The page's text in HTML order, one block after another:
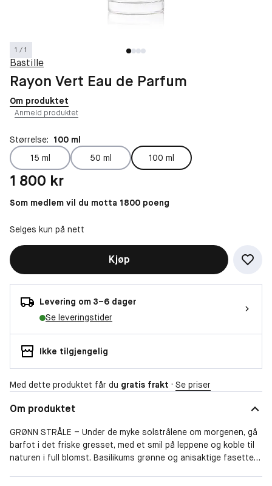
1 / 1
Bastille
Rayon Vert Eau de Parfum
Om produktet
Anmeld produktet
Størrelse: 100 ml
15 ml
50 ml
100 ml
Pris: 1 800 kr
1 800 kr
Som medlem vil du motta 1800 poeng
Selges kun på nett
Kjøp
Levering om 3–6 dager
Se leveringstider
Ikke tilgjengelig
Med dette produktet får du gratis frakt · Se priser
Om produktet
GRØNN STRÅLE – Under de myke solstrålene om morgenen, gå
barfot i det friske gresset, med et smil på leppene og koble til
naturen i full blomst. Basilikums grønne og anisaktige fasetter